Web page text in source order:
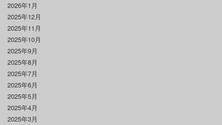
2026年1月
2025年12月
2025年11月
2025年10月
2025年9月
2025年8月
2025年7月
2025年6月
2025年5月
2025年4月
2025年3月